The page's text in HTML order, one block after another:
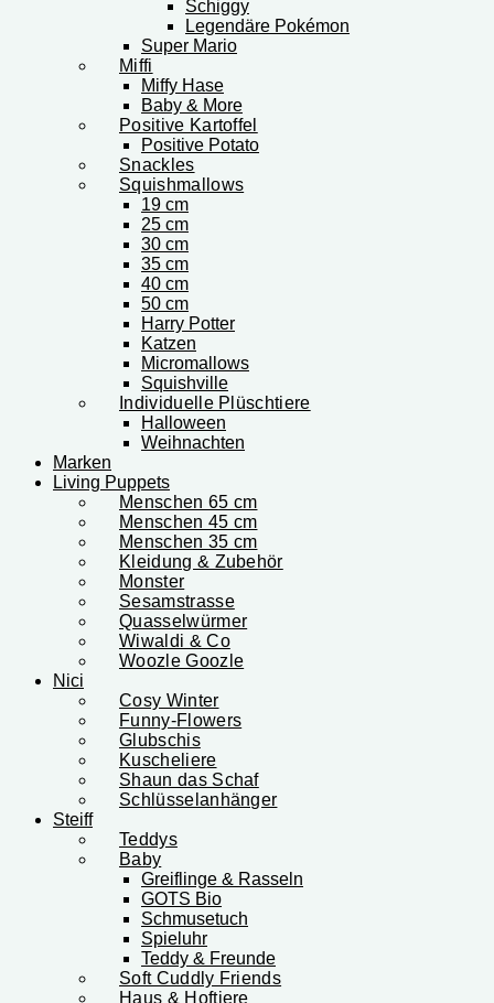
Schiggy
Legendäre Pokémon
Super Mario
Miffi
Miffy Hase
Baby & More
Positive Kartoffel
Positive Potato
Snackles
Squishmallows
19 cm
25 cm
30 cm
35 cm
40 cm
50 cm
Harry Potter
Katzen
Micromallows
Squishville
Individuelle Plüschtiere
Halloween
Weihnachten
Marken
Living Puppets
Menschen 65 cm
Menschen 45 cm
Menschen 35 cm
Kleidung & Zubehör
Monster
Sesamstrasse
Quasselwürmer
Wiwaldi & Co
Woozle Goozle
Nici
Cosy Winter
Funny-Flowers
Glubschis
Kuscheliere
Shaun das Schaf
Schlüsselanhänger
Steiff
Teddys
Baby
Greiflinge & Rasseln
GOTS Bio
Schmusetuch
Spieluhr
Teddy & Freunde
Soft Cuddly Friends
Haus & Hoftiere